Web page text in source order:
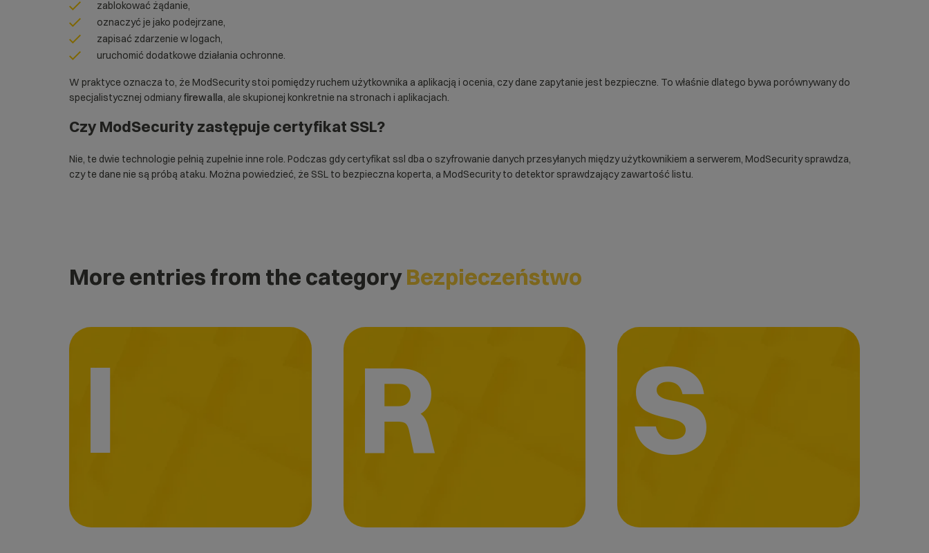
zablokować żądanie,
oznaczyć je jako podejrzane,
zapisać zdarzenie w logach,
uruchomić dodatkowe działania ochronne.
W praktyce oznacza to, że ModSecurity stoi pomiędzy ruchem użytkownika a aplikacją i ocenia, czy dane zapytanie jest bezpieczne. To właśnie dlatego bywa porównywany do
specjalistycznej odmianyfirewalla, ale skupionej konkretnie na stronach i aplikacjach.
Czy ModSecurity zastępuje certyfikat SSL?
Nie, te dwie technologie pełnią zupełnie inne role. Podczas gdycertyfikat ssl dba o szyfrowanie danych przesyłanych między użytkownikiem a serwerem, ModSecurity sprawdza,
czy te dane nie są próbą ataku. Można powiedzieć, że SSL to bezpieczna koperta, a ModSecurity to detektor sprawdzający zawartość listu.
More entries from the categoryBezpieczeństwo
I R S